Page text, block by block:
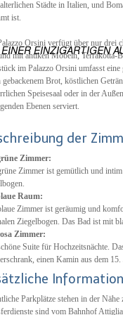
EINZIGARTIGEN
Städte in Italien, und
ist.
Orsini verfügt über nur drei
mit antiken Möbeln, Terrakotta-
im Palazzo Orsini umfasst
Brot, köstlichen
Speisesaal oder in der
Ebenen serviert.
der
Zimmer:
Zimmer ist gemütlich und
Raum:
Zimmer ist geräumig und
Ziegelbogen. Das Bad ist mit
Zimmer:
Suite für Hochzeitsnächte.
einen Kamin aus dem
Parkplätze stehen in der Nähe
sind vom Bahnhof